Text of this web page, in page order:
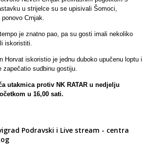
u strijelce su se upisivali Šomoci,
Crnjak.
je znatno pao, pa su gosti imali nekoliko
iskoristiti.
Horvat iskoristio je jednu duboko upučenu loptu i
sudbinu gostiju.
utakmica protiv NK RATAR u nedjelju
u 16,00 sati.
Podravski i Live stream - centra